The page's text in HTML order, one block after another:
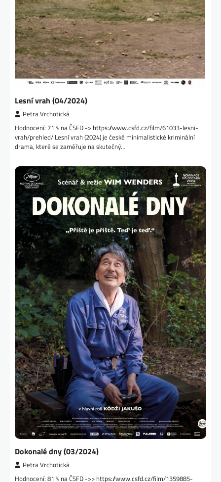
Lesní vrah (04/2024)
Petra Vrchotická
Hodnocení: 71 % na ČSFD -> https://www.csfd.cz/film/61033-lesni-
vrah/prehled/ Lesní vrah (2024) je české minimalistické kriminální
drama, které se zaměřuje na skutečný…
Dokonalé dny (03/2024)
Petra Vrchotická
Hodnocení: 81 % na ČSFD ->> https://www.csfd.cz/film/1359885-